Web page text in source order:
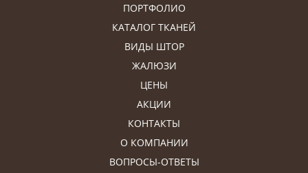
ПОРТФОЛИО
КАТАЛОГ ТКАНЕЙ
ВИДЫ ШТОР
ЖАЛЮЗИ
ЦЕНЫ
АКЦИИ
КОНТАКТЫ
О КОМПАНИИ
ВОПРОСЫ-ОТВЕТЫ